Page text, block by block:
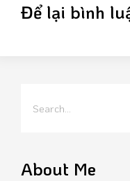
Để lại bình
About Me